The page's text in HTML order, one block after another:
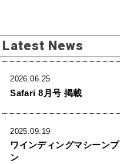
Latest News
2026.06.25
Safari 8月号 掲載
2025.09.19
ワインディングマシーン
ン